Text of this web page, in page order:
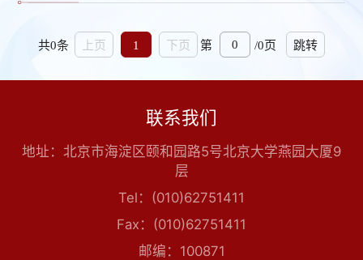
共0条 上页 1 下页 第 /0页 跳转
联系我们
地址：北京市海淀区颐和园路5号北京大学燕园大厦9
层
Tel：(010)62751411
Fax：(010)62751411
邮编：100871